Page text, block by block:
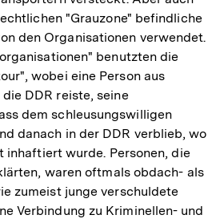
"Grauzone" befindliche
den Organisationen verwendet.
benutzten die
wobei eine Person aus
DDR reiste, seine
dem schleusungswilligen
danach in der DDR verblieb, wo
inhaftiert wurde. Personen, die
waren oftmals obdach- als
zumeist junge verschuldete
Verbindung zu Kriminellen- und